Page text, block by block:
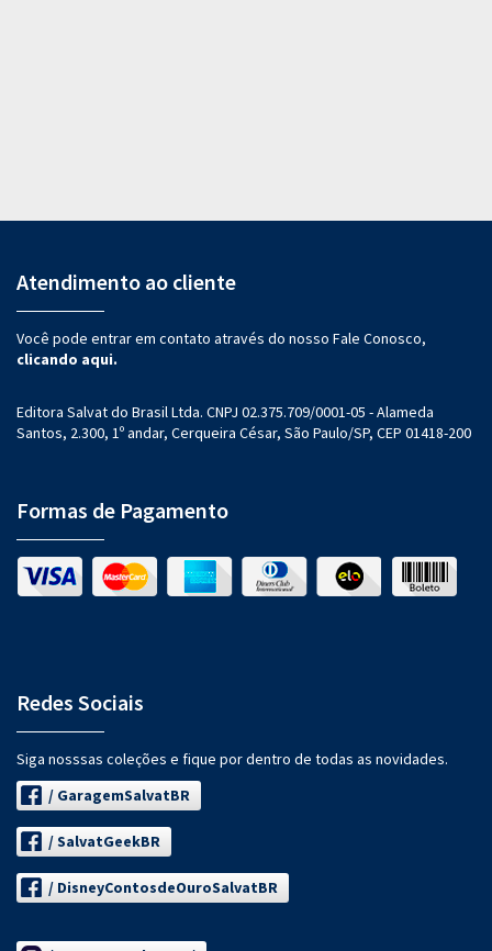
Atendimento ao cliente
Você pode entrar em contato através do nosso Fale Conosco,
clicando aqui.
Editora Salvat do Brasil Ltda. CNPJ 02.375.709/0001-05 - Alameda
Santos, 2.300, 1º andar, Cerqueira César, São Paulo/SP, CEP 01418-200
Formas de Pagamento
Redes Sociais
Siga nosssas coleções e fique por dentro de todas as novidades.
/ GaragemSalvatBR
/ SalvatGeekBR
/ DisneyContosdeOuroSalvatBR